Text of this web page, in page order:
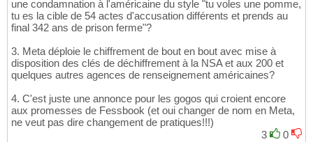
une condamnation à l'américaine du style "tu voles une pomme,
tu es la cible de 54 actes d'accusation différents et prends au
final 342 ans de prison ferme"?
3. Meta déploie le chiffrement de bout en bout avec mise à
disposition des clés de déchiffrement à la NSA et aux 200 et
quelques autres agences de renseignement américaines?
4. C'est juste une annonce pour les gogos qui croient encore
aux promesses de Fessbook (et oui changer de nom en Meta,
ne veut pas dire changement de pratiques!!!)
3
0